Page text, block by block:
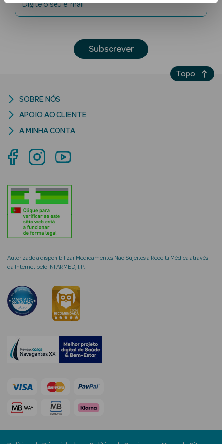
Ver Tudo
Corpo
Rosto
Solares Bebé e
Criança
Ver Tudo
Cosmética
Hidratantes
Séruns Faciais
Creme de Olhos
Digite o seu e-mail
Subscrever
Autorizado a disponibilizar Medicamentos Não Sujeitos a Receita Médica através
da Internet pelo INFARMED, I.P.
SOBRE NÓS
APOIO AO CLIENTE
A MINHA CONTA
Topo